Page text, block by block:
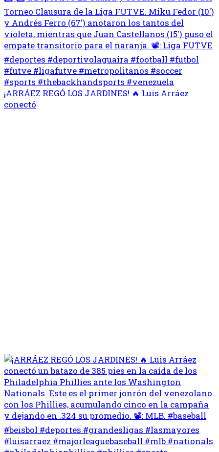
¡ARRÁEZ REGÓ LOS JARDINES! 🔥 Luis Arráez
conectó